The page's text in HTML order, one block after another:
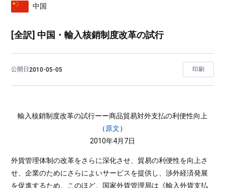
中国
[全訳] 中国・輸入核銷制度改革の試行
公開日2010-05-05 印刷
輸入核銷制度改革の試行ーー商品貿易対外支払の利便性向上
（ 原文）
2010年4月7日
外貨管理体制の改革をさらに深化させ、貿易の利便性を向上さ
せ、企業のためにさらによいサービスを提供し、渉外経済発展
を促進するため、このほど、国家外貨管理局は《輸入外貨支払